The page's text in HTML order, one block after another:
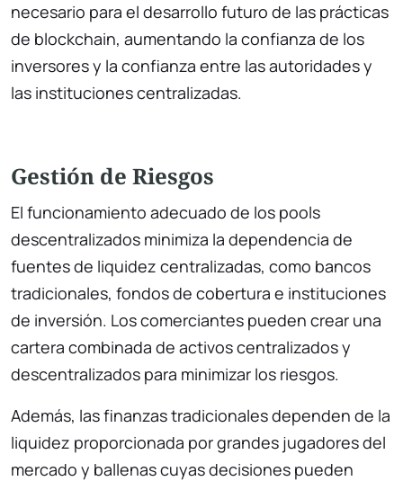
necesario para el desarrollo futuro de las prácticas
de blockchain, aumentando la confianza de los
inversores y la confianza entre las autoridades y
las instituciones centralizadas.
Gestión de Riesgos
El funcionamiento adecuado de los pools
descentralizados minimiza la dependencia de
fuentes de liquidez centralizadas, como bancos
tradicionales, fondos de cobertura e instituciones
de inversión. Los comerciantes pueden crear una
cartera combinada de activos centralizados y
descentralizados para minimizar los riesgos.
Además, las finanzas tradicionales dependen de la
liquidez proporcionada por grandes jugadores del
mercado y ballenas cuyas decisiones pueden